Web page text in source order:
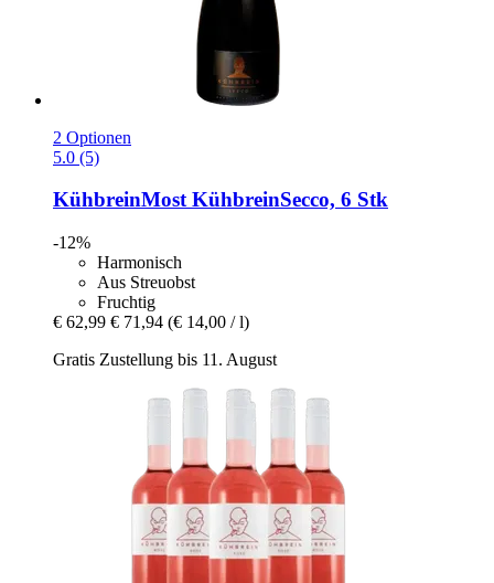
2 Optionen
5.0 (5)
KühbreinMostKühbreinSecco, 6 Stk
-12%
Harmonisch
Aus Streuobst
Fruchtig
€ 62,99 € 71,94 (€ 14,00 / l)
Gratis Zustellung bis 11. August